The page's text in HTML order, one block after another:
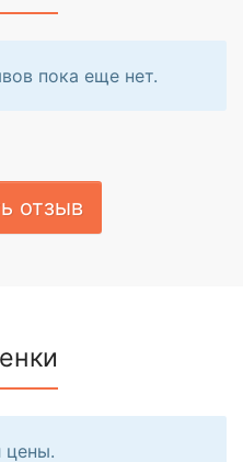
пока еще нет.
отзыв
цены.